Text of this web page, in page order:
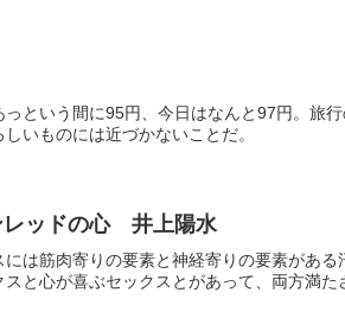
っという間に95円、今日はなんと97円。旅
しいものには近づかないことだ。
レッドの心 井上陽水
には筋肉寄りの要素と神経寄りの要素があ
スと心が喜ぶセックスとがあって、両方満